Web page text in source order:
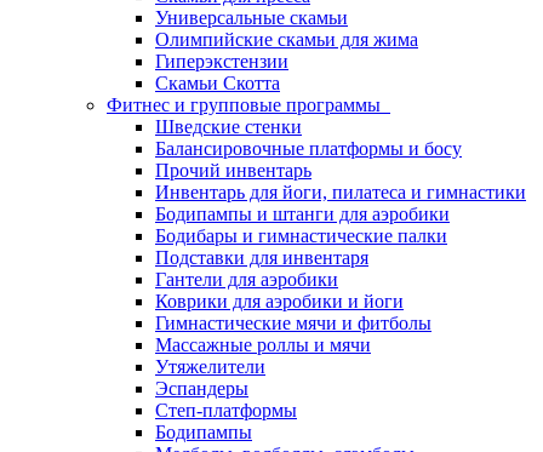
Универсальные скамьи
Олимпийские скамьи для жима
Гиперэкстензии
Скамьи Скотта
Фитнес и групповые программы
Шведские стенки
Балансировочные платформы и босу
Прочий инвентарь
Инвентарь для йоги, пилатеса и гимнастики
Бодипампы и штанги для аэробики
Бодибары и гимнастические палки
Подставки для инвентаря
Гантели для аэробики
Коврики для аэробики и йоги
Гимнастические мячи и фитболы
Массажные роллы и мячи
Утяжелители
Эспандеры
Степ-платформы
Бодипампы